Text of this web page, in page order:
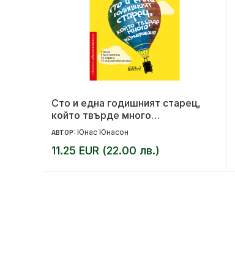
Сто и една годишният старец,
който твърде много
размишляваше
АВТОР: Юнас Юнасон
11.25 EUR (22.00 лв.)